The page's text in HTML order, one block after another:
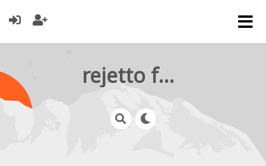
rejetto forum